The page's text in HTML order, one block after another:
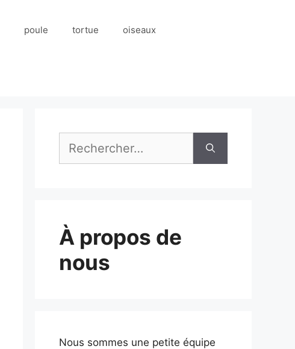
poule tortue oiseaux
À propos de
nous
Nous sommes une petite équipe